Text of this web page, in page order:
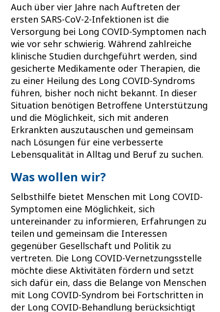
Auch über vier Jahre nach Auftreten der
ersten SARS-CoV-2-Infektionen ist die
Versorgung bei Long COVID-Symptomen nach
wie vor sehr schwierig. Während zahlreiche
klinische Studien durchgeführt werden, sind
gesicherte Medikamente oder Therapien, die
zu einer Heilung des Long COVID-Syndroms
führen, bisher noch nicht bekannt. In dieser
Situation benötigen Betroffene Unterstützung
und die Möglichkeit, sich mit anderen
Erkrankten auszutauschen und gemeinsam
nach Lösungen für eine verbesserte
Lebensqualität in Alltag und Beruf zu suchen.
Was wollen wir?
Selbsthilfe bietet Menschen mit Long COVID-
Symptomen eine Möglichkeit, sich
untereinander zu informieren, Erfahrungen zu
teilen und gemeinsam die Interessen
gegenüber Gesellschaft und Politik zu
vertreten. Die Long COVID-Vernetzungsstelle
möchte diese Aktivitäten fördern und setzt
sich dafür ein, dass die Belange von Menschen
mit Long COVID-Syndrom bei Fortschritten in
der Long COVID-Behandlung berücksichtigt